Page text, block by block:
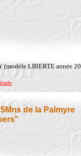
(modèle LIBERTE année
de la Palmyre